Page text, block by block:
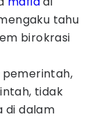
tahu
birokrasi
tidak
di dalam